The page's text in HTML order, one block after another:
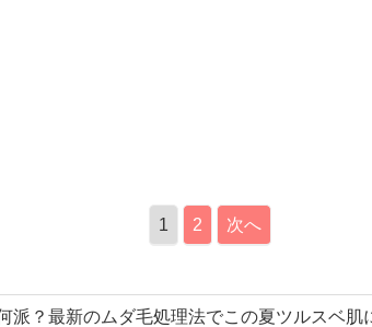
1 2 次へ
派？最新のムダ毛処理法でこの夏ツルスベ